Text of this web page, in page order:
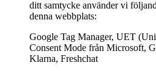
ditt samtycke använder vi
denna webbplats:
Google Tag Manager, UET
Consent Mode från Microsoft,
Klarna, Freshchat